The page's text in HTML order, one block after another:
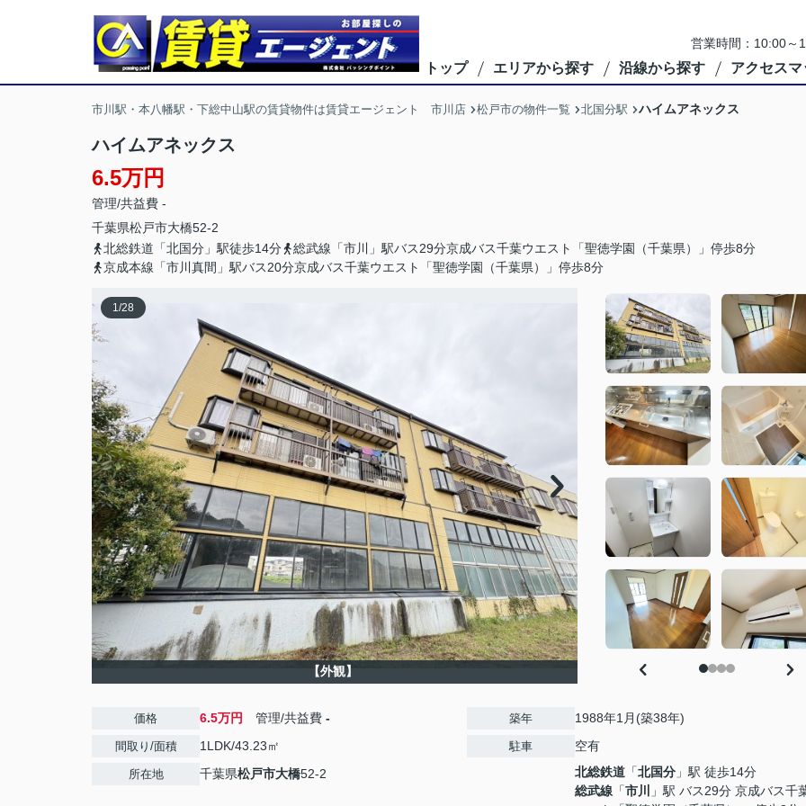
営業時間：10:00～
トップ エリアから探す 沿線から探す アクセスマ
市川駅・本八幡駅・下総中山駅の賃貸物件は賃貸エージェント 市川店 松戸市の物件一覧 北国分駅 ハイムアネックス
ハイムアネックス
6.5万円
管理/共益費 -
千葉県松戸市大橋52-2
北総鉄道「北国分」駅徒歩14分
総武線「市川」駅バス29分京成バス千葉ウエスト「聖徳学園（千葉県）」停歩8分
京成本線「市川真間」駅バス20分京成バス千葉ウエスト「聖徳学園（千葉県）」停歩8分
1/28
【外観】
価格 6.5万円 管理/共益費 -
間取り/面積 1LDK/43.23㎡
所在地 千葉県松戸市大橋52-2
築年 1988年1月(築38年)
駐車
空有
北総鉄道 「北国分 」駅 徒歩14分
総武線 「市川
」駅 バス29分 京成バス千